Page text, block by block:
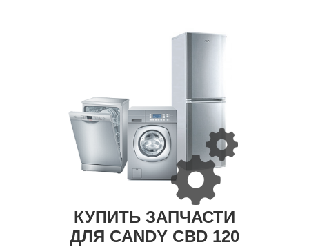
КУПИТЬ ЗАПЧАСТИ
ДЛЯ CANDY CBD 120